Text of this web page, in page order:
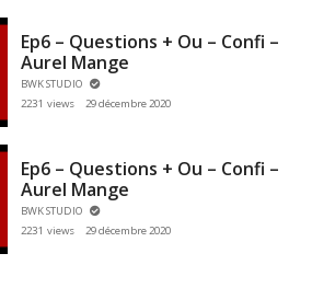
Ep6 – Questions + Ou – Confi –
Aurel Mange
BWK STUDIO
2231 views
29 décembre 2020
Ep6 – Questions + Ou – Confi –
Aurel Mange
BWK STUDIO
2231 views
29 décembre 2020